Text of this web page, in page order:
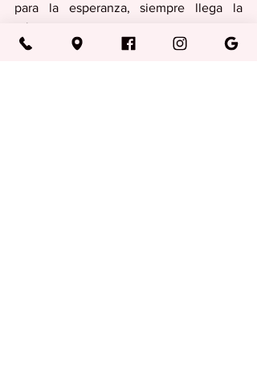
para la esperanza, siempre llega la
primavera.
Columnas